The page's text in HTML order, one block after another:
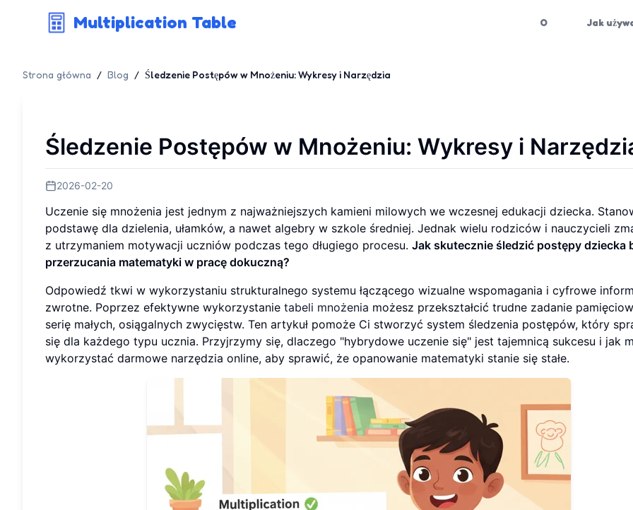
Multiplication Table O Jak
Strona główna / Blog / Śledzenie Postępów w Mnożeniu: Wykresy i Narzędzia
Śledzenie Postępów w Mnożeniu: Wykresy i
2026-02-20
Uczenie się mnożenia jest jednym z najważniejszych kamieni milowych we wczesnej edukacji dziecka.
podstawę dla dzielenia, ułamków, a nawet algebry w szkole średniej. Jednak wielu rodziców i nauczycieli
z utrzymaniem motywacji uczniów podczas tego długiego procesu. Jak skutecznie śledzić postępy dziecka
przerzucania matematyki w pracę dokuczną?
Odpowiedź tkwi w wykorzystaniu strukturalnego systemu łączącego wizualne wspomagania i cyfrowe
zwrotne. Poprzez efektywne wykorzystanie tabeli mnożenia możesz przekształcić trudne zadanie
serię małych, osiągalnych zwycięstw. Ten artykuł pomoże Ci stworzyć system śledzenia postępów, który
się dla każdego typu ucznia. Przyjrzymy się, dlaczego "hybrydowe uczenie się" jest tajemnicą sukcesu i jak
wykorzystać darmowe narzędzia online, aby sprawić, że opanowanie matematyki stanie się stałe.